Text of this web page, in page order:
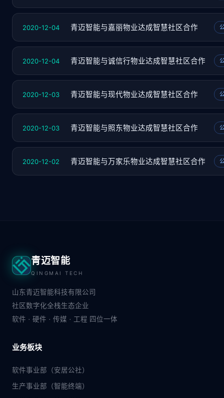
2020-12-04 青迈智能与嘉丽物业达成智慧社区合作
2020-12-04 青迈智能与诚信行物业达成智慧社区合作
2020-12-03 青迈智能与现代物业达成智慧社区合作
2020-12-03 青迈智能与照东物业达成智慧社区合作
2020-12-02 青迈智能与万家乐物业达成智慧社区合作
青迈智能
QINGMAI TECH
山东青迈智能科技有限公司
社区数字化全栈生态企业
软件 · 硬件 · 传媒 · 工程 四位一体
业务板块
软件事业部（安居公社）
生产事业部（智能终端）